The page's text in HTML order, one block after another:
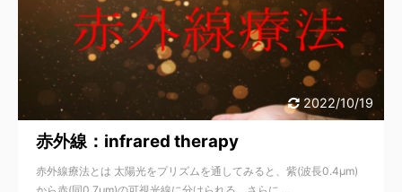
2022/10/19
赤外線：infrared therapy
赤外線療法とは 太陽光をプリズムを通してみると、紫(波長0.4μm)